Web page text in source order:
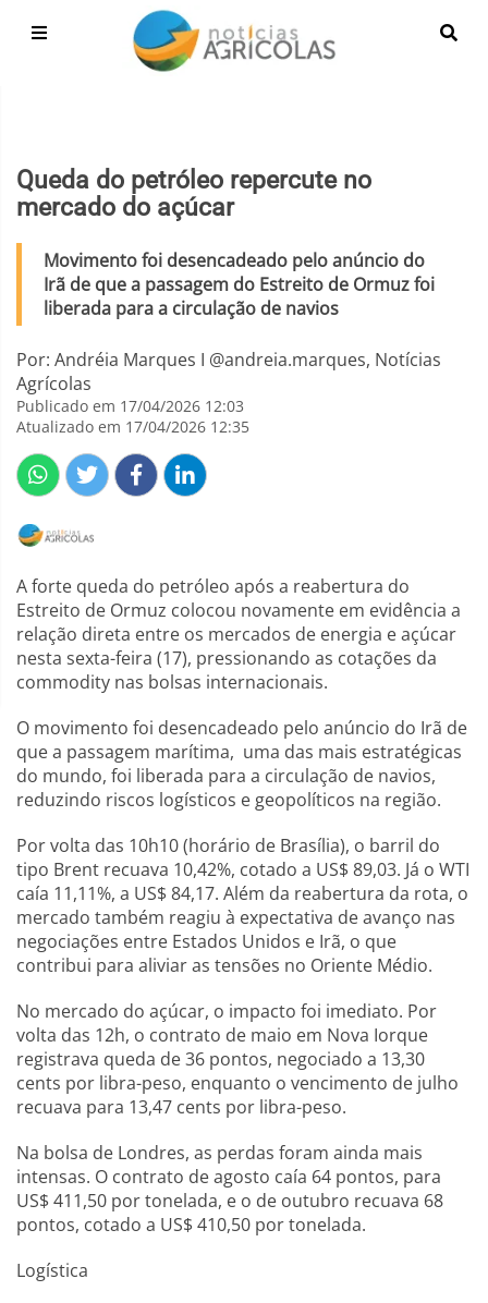
Queda do petróleo repercute no
mercado do açúcar
Movimento foi desencadeado pelo anúncio do
Irã de que a passagem do Estreito de Ormuz foi
liberada para a circulação de navios
Por: Andréia Marques I @andreia.marques, Notícias
Agrícolas
Publicado em 17/04/2026 12:03
Atualizado em 17/04/2026 12:35
A forte queda do petróleo após a reabertura do
Estreito de Ormuz colocou novamente em evidência a
relação direta entre os mercados de energia e açúcar
nesta sexta-feira (17), pressionando as cotações da
commodity nas bolsas internacionais.
O movimento foi desencadeado pelo anúncio do Irã de
que a passagem marítima, uma das mais estratégicas
do mundo, foi liberada para a circulação de navios,
reduzindo riscos logísticos e geopolíticos na região.
Por volta das 10h10 (horário de Brasília), o barril do
tipo Brent recuava 10,42%, cotado a US$ 89,03. Já o WTI
caía 11,11%, a US$ 84,17. Além da reabertura da rota, o
mercado também reagiu à expectativa de avanço nas
negociações entre Estados Unidos e Irã, o que
contribui para aliviar as tensões no Oriente Médio.
No mercado do açúcar, o impacto foi imediato. Por
volta das 12h, o contrato de maio em Nova Iorque
registrava queda de 36 pontos, negociado a 13,30
cents por libra-peso, enquanto o vencimento de julho
recuava para 13,47 cents por libra-peso.
Na bolsa de Londres, as perdas foram ainda mais
intensas. O contrato de agosto caía 64 pontos, para
US$ 411,50 por tonelada, e o de outubro recuava 68
pontos, cotado a US$ 410,50 por tonelada.
Logística